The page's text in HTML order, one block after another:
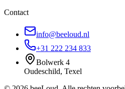
Contact
info@beeloud.nl
+31 222 234 833
Bolwerk 4
Oudeschild, Texel